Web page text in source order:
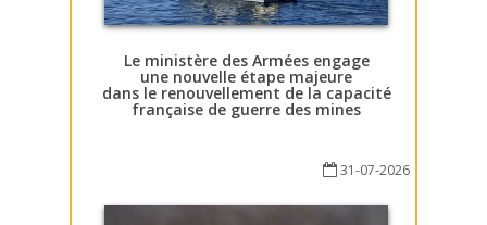
Le ministère des Armées engage
une nouvelle étape majeure
dans le renouvellement de la capacité
française de guerre des mines
31-07-2026